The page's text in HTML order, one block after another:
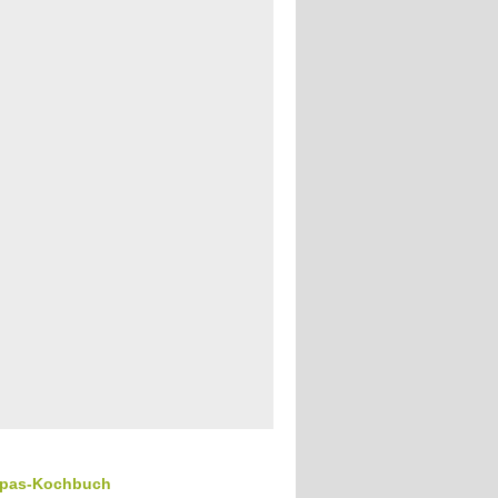
Kochbuch